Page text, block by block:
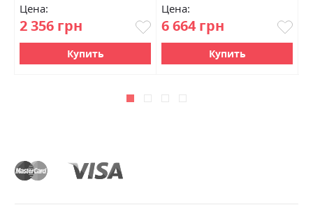
Цена:
2 356 грн
Купить
Цена:
6 664 грн
Купить